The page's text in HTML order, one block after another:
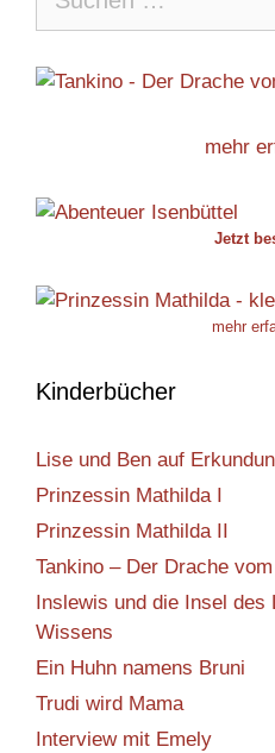
nach:
mehr
Jetzt
mehr
Kinderbücher
Lise und Ben auf
Prinzessin Mathilda I
Prinzessin Mathilda II
Tankino – Der Drache
Inslewis und die Insel des
Wissens
Ein Huhn namens Bruni
Trudi wird Mama
Interview mit Emely